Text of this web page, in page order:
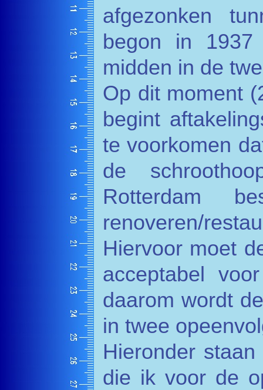
afgezonken
begon in
midden in de
Op dit moment
begint
te voorkomen
de
Rotterdam
renoveren/
Hiervoor moet
acceptabel
daarom wordt
in twee
Hieronder
die ik voor de